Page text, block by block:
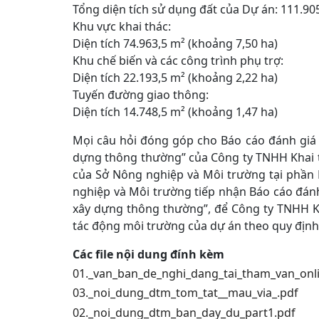
Tổng diện tích sử dụng đất của Dự án:
Khu vực khai thác:
Diện tích 74.963,5 m² (khoảng 7,50 ha)
Khu chế biến và các công trình phụ trợ:
Diện tích 22.193,5 m² (khoảng 2,22 ha)
Tuyến đường giao thông:
Diện tích 14.748,5 m² (khoảng 1,47 ha)
Mọi câu hỏi đóng góp cho Báo cáo đánh
dựng thông thường” của Công ty TNHH
của Sở Nông nghiệp và Môi trường tại
nghiệp và Môi trường tiếp nhận Báo cáo
xây dựng thông thường”, để Công ty TNHH
tác động môi trường của dự án theo quy
Các file nội dung đính kèm
03._noi_dung_dtm_tom_tat__mau_via_.pdf
02._noi_dung_dtm_ban_day_du_part1.pdf